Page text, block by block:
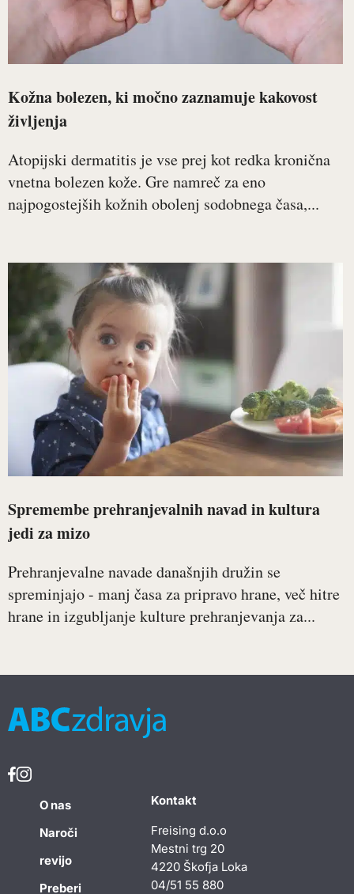
Kožna bolezen, ki močno zaznamuje kakovost
življenja
Atopijski dermatitis je vse prej kot redka kronična
vnetna bolezen kože. Gre namreč za eno
najpogostejših kožnih obolenj sodobnega časa,...
Spremembe prehranjevalnih navad in kultura
jedi za mizo
Prehranjevalne navade današnjih družin se
spreminjajo - manj časa za pripravo hrane, več hitre
hrane in izgubljanje kulture prehranjevanja za...
O nas
Naroči
revijo
Preberi
Kontakt
Freising d.o.o
Mestni trg 20
4220 Škofja Loka
04/51 55 880